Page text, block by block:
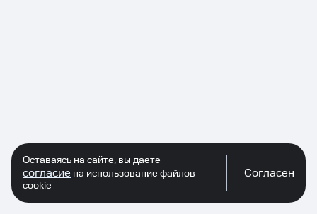
Оставаясь на сайте, вы даете
согласие на использование файлов
cookie
Согласен